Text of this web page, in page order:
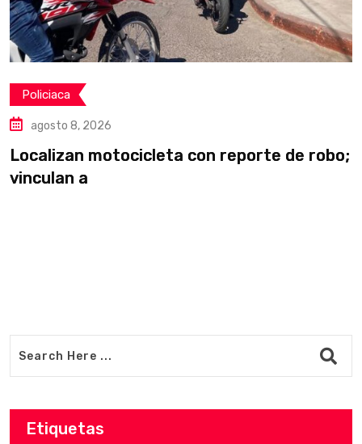
Policiaca
agosto 8, 2026
Localizan motocicleta con reporte de robo;
vinculan a
Etiquetas